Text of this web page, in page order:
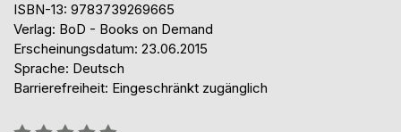
ISBN-13: 9783739269665
Verlag: BoD - Books on Demand
Erscheinungsdatum: 23.06.2015
Sprache: Deutsch
Barrierefreiheit: Eingeschränkt zugänglich